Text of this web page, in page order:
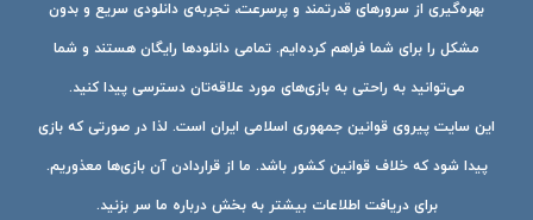
بهره‌گیری از سرورهای قدرتمند و پرسرعت، تجربه‌ی دانلودی سریع و بدون
مشکل را برای شما فراهم کرده‌ایم. تمامی دانلودها رایگان هستند و شما
می‌توانید به راحتی به بازی‌های مورد علاقه‌تان دسترسی پیدا کنید.
این سایت پیروی قوانین جمهوری اسلامی ایران است. لذا در صورتی که بازی
پیدا شود که خلاف قوانین کشور باشد. ما از قراردادن آن بازی‌ها معذوریم.
برای دریافت اطلاعات بیشتر به بخش درباره ما سر بزنید.